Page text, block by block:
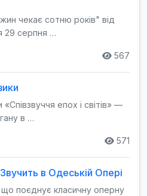
чекає сотню років" від
29 серпня …
567
епох і світів» —
в …
571
в Одеській Опері
поєднує класичну оперну